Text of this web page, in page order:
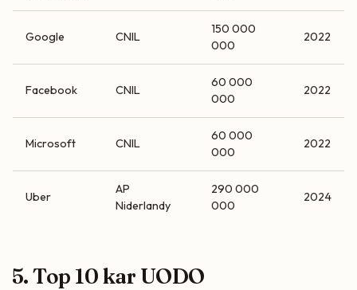
Google CNIL
150 000
000
2022
Facebook CNIL
60 000
000
2022
Microsoft CNIL
60 000
000
2022
Uber
AP
Niderlandy
290 000
000
2024
5. Top 10 kar UODO